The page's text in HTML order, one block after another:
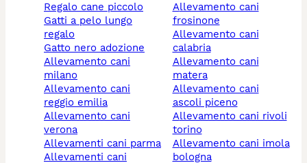
regalo cane piccolo
gatti a pelo lungo
regalo
gatto nero adozione
allevamento cani
milano
allevamento cani
reggio emilia
allevamento cani
verona
allevamenti cani parma
allevamenti cani
allevamento cani
frosinone
allevamento cani
calabria
allevamento cani
matera
allevamento cani
ascoli piceno
allevamento cani rivoli
torino
allevamento cani imola
bologna